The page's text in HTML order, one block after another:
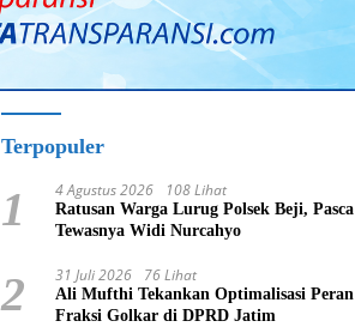
Terpopuler
1 4 Agustus 2026 108 Lihat
Ratusan Warga Lurug Polsek Beji, Pasca
Tewasnya Widi Nurcahyo
2 31 Juli 2026 76 Lihat
Ali Mufthi Tekankan Optimalisasi Peran
Fraksi Golkar di DPRD Jatim